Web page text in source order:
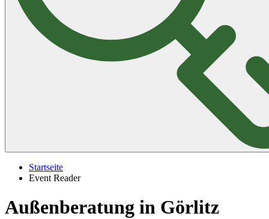
Startseite
Event Reader
Außenberatung in Görlitz